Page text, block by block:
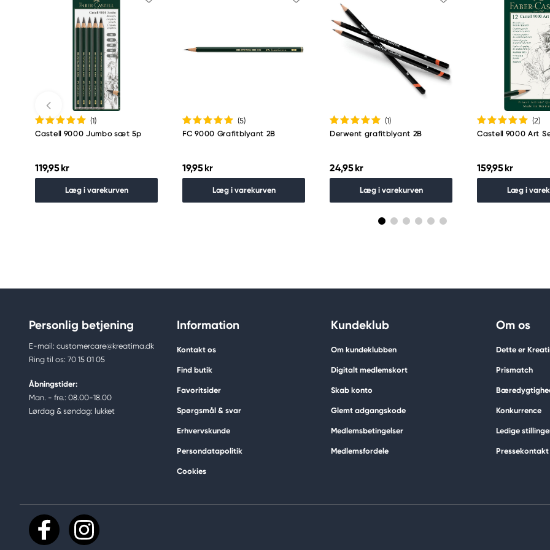
(1)
Castell 9000 Jumbo sæt 5p
119,95 kr
Læg i varekurven
(5)
FC 9000 Grafitblyant 2B
19,95 kr
Læg i varekurven
(1)
Derwent grafitblyant 2B
24,95 kr
Læg i varekurven
(2)
Castell 9000 Art
159,95 kr
Læg i
Personlig betjening
E-mail: customercare@kreatima.dk
Ring til os: 70 15 01 05
Åbningstider:
Man. - fre.: 08.00-18.00
Lørdag & søndag: lukket
Information
Kontakt os
Find butik
Favoritsider
Spørgsmål & svar
Erhvervskunde
Persondatapolitik
Cookies
Kundeklub
Om kundeklubben
Digitalt medlemskort
Skab konto
Glemt adgangskode
Medlemsbetingelser
Medlemsfordele
Om os
Dette er
Prismatch
Konkurrence
Ledige
Pressekontakt